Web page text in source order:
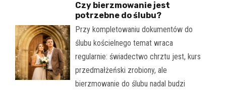
Czy bierzmowanie jest
potrzebne do ślubu?
Przy kompletowaniu dokumentów do
ślubu kościelnego temat wraca
regularnie: świadectwo chrztu jest, kurs
przedmałżeński zrobiony, ale
bierzmowanie do ślubu nadal budzi